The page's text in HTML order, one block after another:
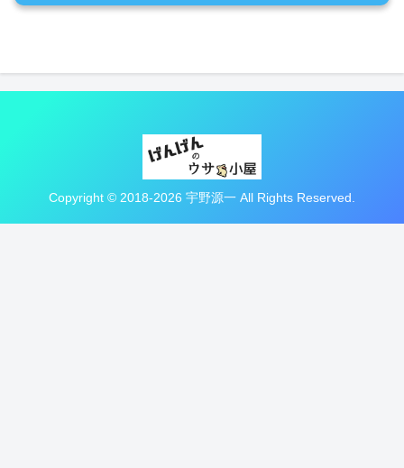
Copyright © 2018-2026 宇野源一 All Rights Reserved.